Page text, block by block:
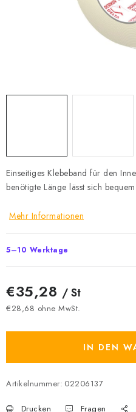
Richtlinien zur Verwendung von
Datenschutzerklärung
Einseitiges Klebeband für den
benötigte Länge lässt sich
Mehr Informationen
5–10 Werktage
€35,28 / St
€28,68 ohne MwSt.
IN DEN
Artikelnummer: 02206137
Drucken Fragen